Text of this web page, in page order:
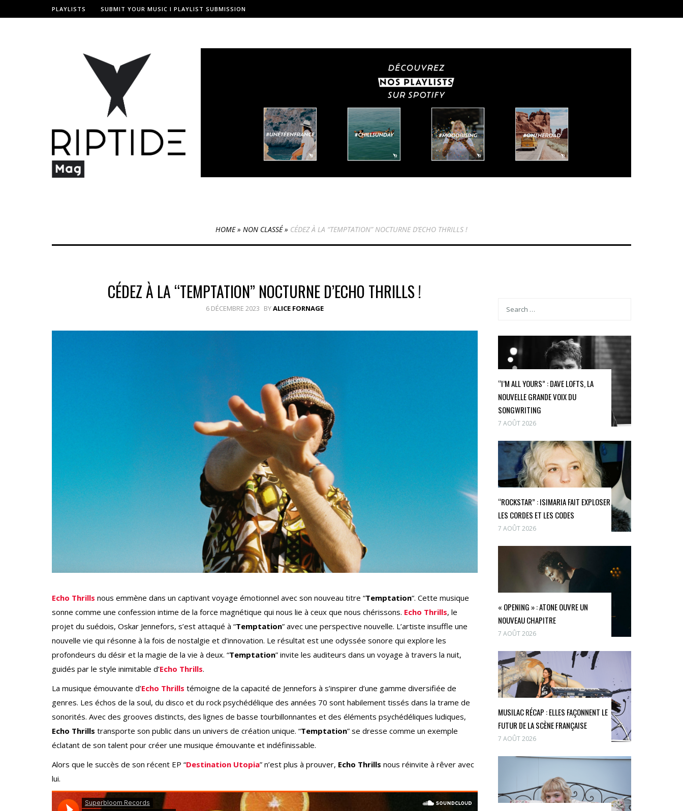
PLAYLISTS SUBMIT YOUR MUSIC I PLAYLIST SUBMISSION
HOME» NON CLASSÉ» CÉDEZ À LA “TEMPTATION” NOCTURNE D’ECHO THRILLS !
CÉDEZ À LA “TEMPTATION” NOCTURNE D’ECHO THRILLS !
6 DÉCEMBRE 2023 BYALICE FORNAGE
Echo Thrills nous emmène dans un captivant voyage émotionnel avec son nouveau titre “Temptation“. Cette musique
sonne comme une confession intime de la force magnétique qui nous lie à ceux que nous chérissons. Echo Thrills, le
projet du suédois, Oskar Jennefors, s’est attaqué à “Temptation” avec une perspective nouvelle. L’artiste insuffle une
nouvelle vie qui résonne à la fois de nostalgie et d’innovation. Le résultat est une odyssée sonore qui explore les
profondeurs du désir et la magie de la vie à deux. “Temptation” invite les auditeurs dans un voyage à travers la nuit,
guidés par le style inimitable d’Echo Thrills.
La musique émouvante d’Echo Thrills témoigne de la capacité de Jennefors à s’inspirer d’une gamme diversifiée de
genres. Les échos de la soul, du disco et du rock psychédélique des années 70 sont habilement tissés dans la trame de
sonorités. Avec des grooves distincts, des lignes de basse tourbillonnantes et des éléments psychédéliques ludiques,
Echo Thrills transporte son public dans un univers de création unique. “Temptation” se dresse comme un exemple
éclatant de son talent pour créer une musique émouvante et indéfinissable.
Alors que le succès de son récent EP “Destination Utopia” n’est plus à prouver, Echo Thrills nous réinvite à rêver avec
lui.
“I’M ALL YOURS” : DAVE LOFTS, LA
NOUVELLE GRANDE VOIX DU
SONGWRITING
7 AOÛT 2026
“ROCKSTAR” : ISIMARIA FAIT EXPLOSER
LES CORDES ET LES CODES
7 AOÛT 2026
« OPENING » : ATONE OUVRE UN
NOUVEAU CHAPITRE
7 AOÛT 2026
MUSILAC RÉCAP : ELLES FAÇONNENT LE
FUTUR DE LA SCÈNE FRANÇAISE
7 AOÛT 2026